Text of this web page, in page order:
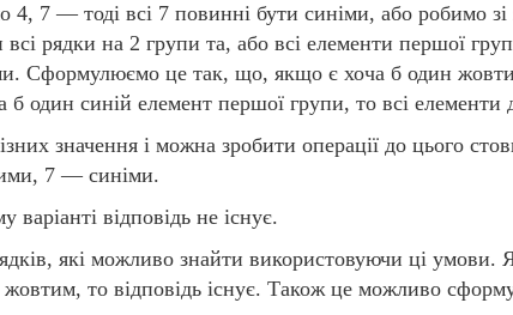
4, 7 — тоді всі 7 повинні бути синіми, або робимо
рядки на 2 групи та, або всі елементи першої
Сформулюємо це так, що, якщо є хоча б один
б один синій елемент першої групи, то всі елементи
значення і можна зробити операції до цього
7 — синіми.
відповідь не існує.
які можливо знайти використовуючи ці
жовтим, то відповідь існує. Також це можливо